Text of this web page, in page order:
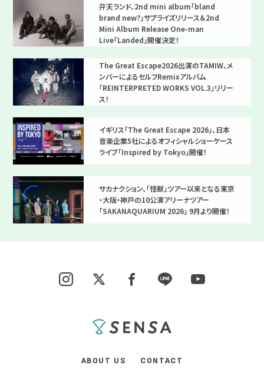
弁天ランド、2nd mini album「bland
brand new?」サプライズリリース＆2nd
Mini Album Release One-man
Live「Landed」開催決定！
The Great Escape2026出演のTAMIW、メ
ンバーによるセルフRemixアルバム
「REINTERPRETED WORKS VOL.3」リリー
ス！
イギリス「The Great Escape 2026」、日本
音楽企業5社によるオフィシャルショーケース
ライブ「Inspired by Tokyo」開催！
サカナクション、「怪獣」ツアー以来となる東京
・大阪・神戸の10公演アリーナツアー
「SAKANAQUARIUM 2026」 9月より開催！
ABOUT US CONTACT